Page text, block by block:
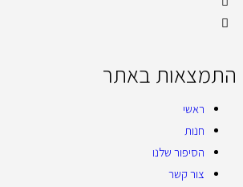
התמצאות באתר
ראשי
חנות
הסיפור שלנו
צור קשר